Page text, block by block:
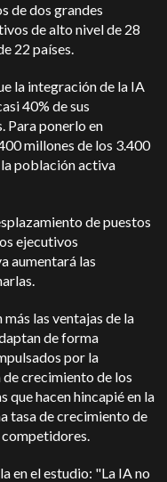
de dos grandes
de alto nivel de 28
22 países.
la integración de la IA
40% de sus
Para ponerlo en
millones de los 3.400
población activa
de puestos
ejecutivos
aumentará las
las ventajas de la
de forma
por la
crecimiento de los
que hacen hincapié en la
tasa de crecimiento de
competidores.
en el estudio: "La IA no